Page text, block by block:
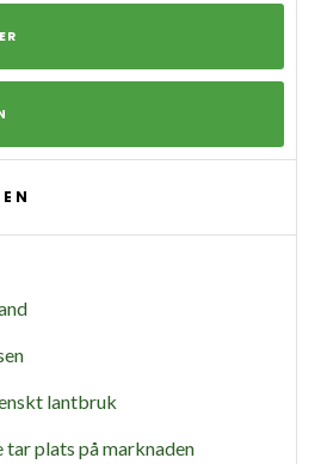
lantbruk
tar plats på marknaden